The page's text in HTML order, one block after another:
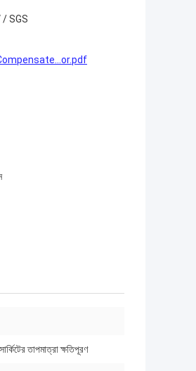
/ SGS
তাপমাত্রা ক্ষতিপূরণ